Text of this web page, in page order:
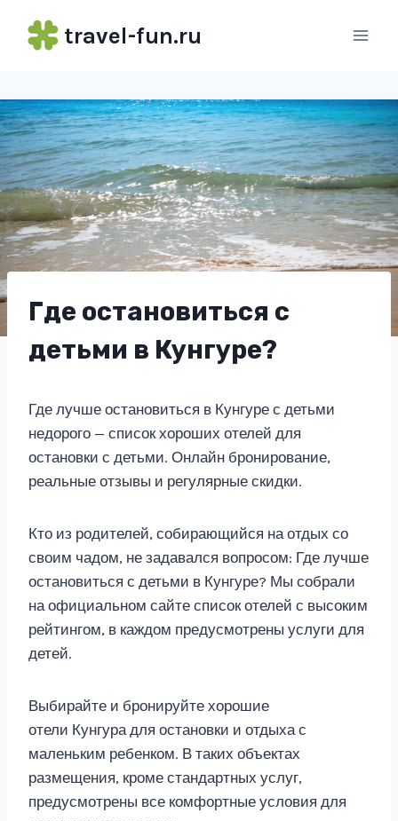
travel-fun.ru
Где остановиться с
детьми в Кунгуре?
Где лучше остановиться в Кунгуре с детьми
недорого — список хороших отелей для
остановки с детьми. Онлайн бронирование,
реальные отзывы и регулярные скидки.
Кто из родителей, собирающийся на отдых со
своим чадом, не задавался вопросом: Где лучше
остановиться с детьми в Кунгуре? Мы собрали
на официальном сайте список отелей с высоким
рейтингом, в каждом предусмотрены услуги для
детей.
Выбирайте и бронируйте хорошие
отели Кунгура для остановки и отдыха с
маленьким ребенком. В таких объектах
размещения, кроме стандартных услуг,
предусмотрены все комфортные условия для